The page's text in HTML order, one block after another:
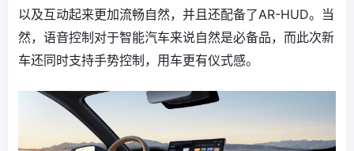
以及互动起来更加流畅自然，并且还配备了AR-HUD。当
然，语音控制对于智能汽车来说自然是必备品，而此次新
车还同时支持手势控制，用车更有仪式感。